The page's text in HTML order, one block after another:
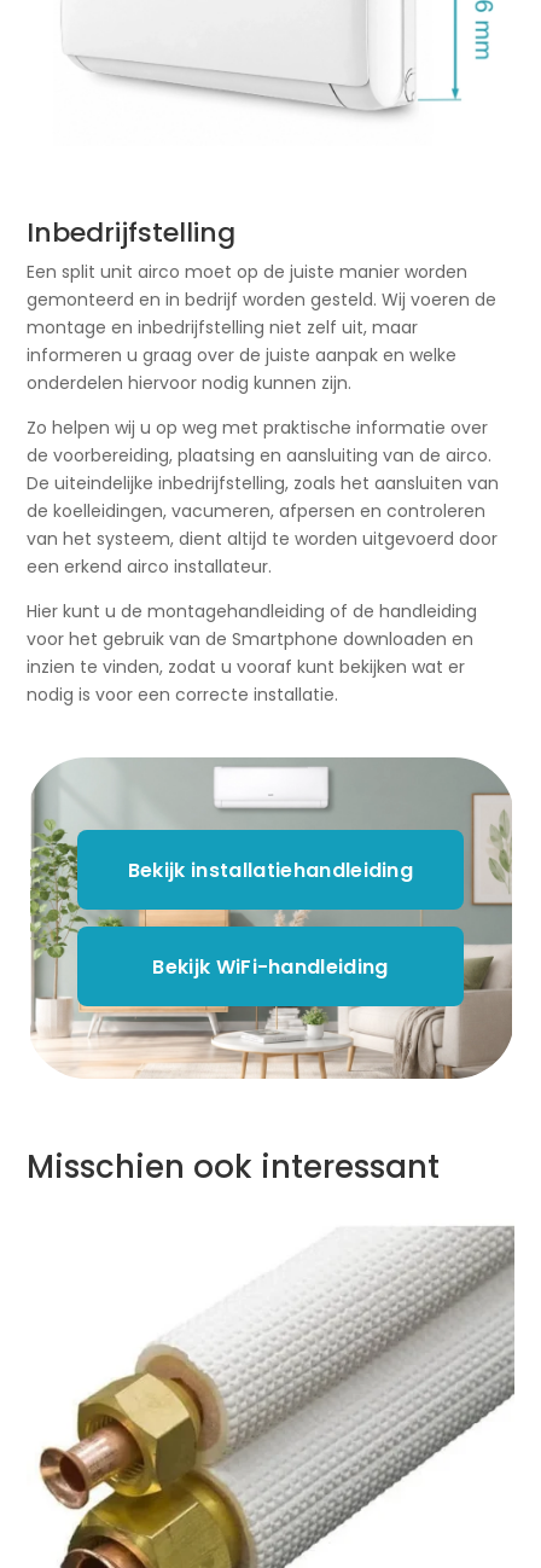
Inbedrijfstelling
Een split unit airco moet op de juiste manier worden
gemonteerd en in bedrijf worden gesteld. Wij voeren de
montage en inbedrijfstelling niet zelf uit, maar
informeren u graag over de juiste aanpak en welke
onderdelen hiervoor nodig kunnen zijn.
Zo helpen wij u op weg met praktische informatie over
de voorbereiding, plaatsing en aansluiting van de airco.
De uiteindelijke inbedrijfstelling, zoals het aansluiten van
de koelleidingen, vacumeren, afpersen en controleren
van het systeem, dient altijd te worden uitgevoerd door
een erkend airco installateur.
Hier kunt u de montagehandleiding of de handleiding
voor het gebruik van de Smartphone downloaden en
inzien te vinden, zodat u vooraf kunt bekijken wat er
nodig is voor een correcte installatie.
Bekijk installatiehandleiding
Bekijk WiFi-handleiding
Misschien ook interessant